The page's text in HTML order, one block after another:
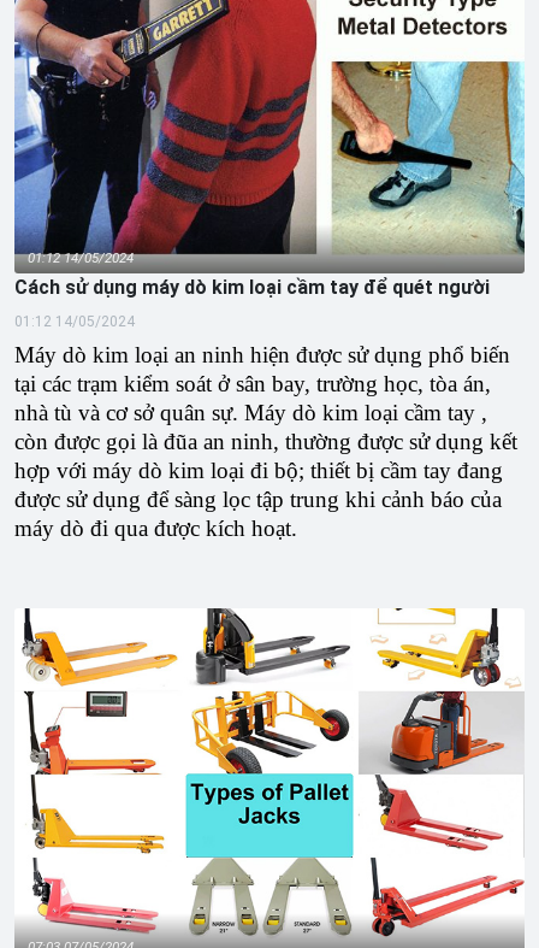
01:12 14/05/2024
Cách sử dụng máy dò kim loại cầm tay để quét người
01:12 14/05/2024
Máy dò kim loại an ninh hiện được sử dụng phổ biến
tại các trạm kiểm soát ở sân bay, trường học, tòa án,
nhà tù và cơ sở quân sự. Máy dò kim loại cầm tay ,
còn được gọi là đũa an ninh, thường được sử dụng kết
hợp với máy dò kim loại đi bộ; thiết bị cầm tay đang
được sử dụng để sàng lọc tập trung khi cảnh báo của
máy dò đi qua được kích hoạt.